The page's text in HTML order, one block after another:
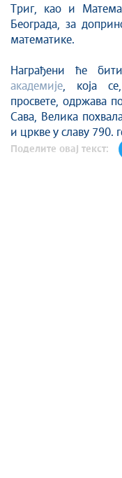
Триг, као и
Београда, за
математике.
Награђени ће
академије , која
просвете, одржава
Сава, Велика
и цркве у славу
Поделите овај текст: